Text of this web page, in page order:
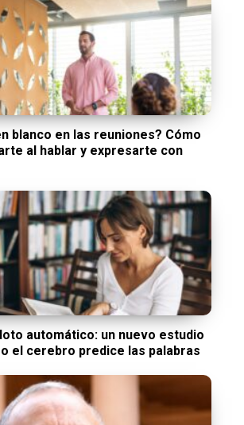
blanco en las reuniones? Cómo
al hablar y expresarte con
automático: un nuevo estudio
el cerebro predice las palabras